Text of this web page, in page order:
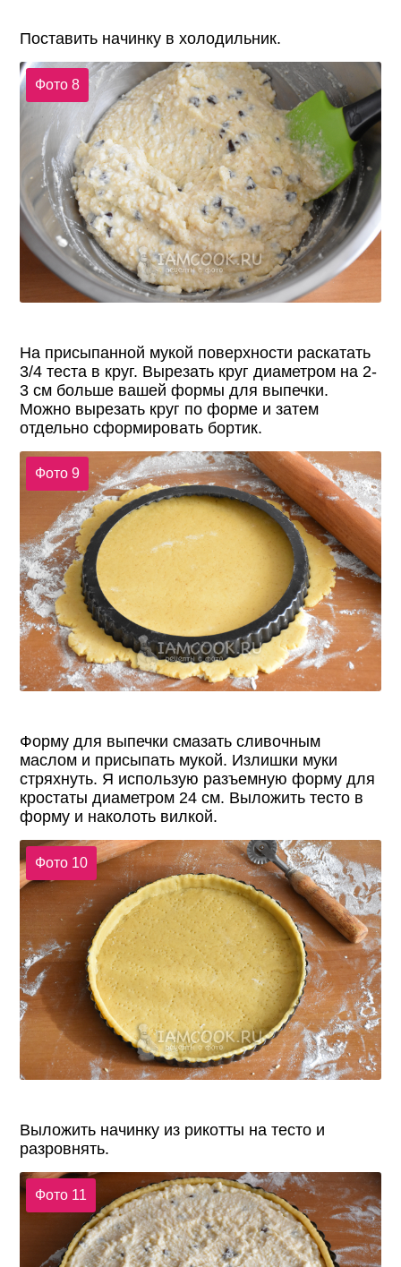
Поставить начинку в холодильник.
Фото 8
На присыпанной мукой поверхности раскатать
3/4 теста в круг. Вырезать круг диаметром на 2-
3 см больше вашей формы для выпечки.
Можно вырезать круг по форме и затем
отдельно сформировать бортик.
Фото 9
Форму для выпечки смазать сливочным
маслом и присыпать мукой. Излишки муки
стряхнуть. Я использую разъемную форму для
кростаты диаметром 24 см. Выложить тесто в
форму и наколоть вилкой.
Фото 10
Выложить начинку из рикотты на тесто и
разровнять.
Фото 11